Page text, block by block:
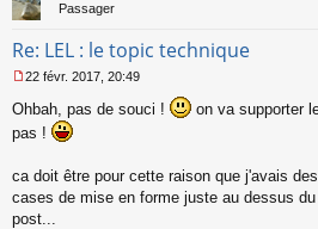
Passager
Re: LEL : le topic technique
e
g
e
n
22 févr. 2017, 20:49
Ohbah, pas de souci !
on va supporter
pas !
ca doit être pour cette raison que j'avais
cases de mise en forme juste au dessus
post...